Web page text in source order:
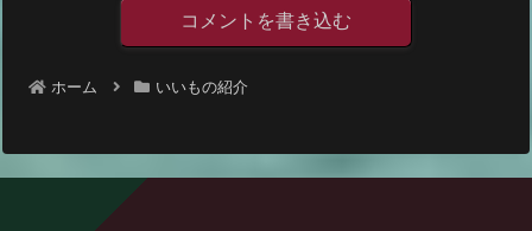
コメントを書き込む
ホーム いいもの紹介